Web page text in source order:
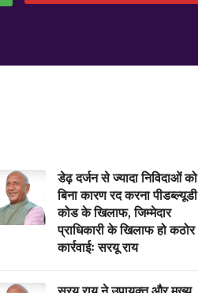
डेढ़ दर्जन से ज्यादा निविदाओं को
बिना कारण रद करना पीडब्ल्यूडी
कोड के खिलाफ, जिम्मेदार
प्राधिकारी के खिलाफ हो कठोर
कार्रवाईः सरयू राय